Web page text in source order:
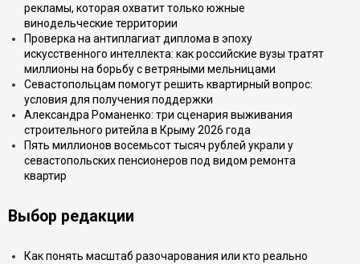
рекламы, которая охватит только южные
винодельческие территории
Проверка на антиплагиат диплома в эпоху
искусственного интеллекта: как российские вузы тратят
миллионы на борьбу с ветряными мельницами
Севастопольцам помогут решить квартирный вопрос:
условия для получения поддержки
Александра Романенко: три сценария выживания
строительного ритейла в Крыму 2026 года
Пять миллионов восемьсот тысяч рублей украли у
севастопольских пенсионеров под видом ремонта
квартир
Выбор редакции
Как понять масштаб разочарования или кто реально